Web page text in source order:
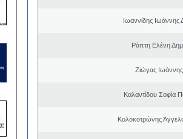
Ιωαννίδης Ιωάννης
Ράπτη Ελένη
Ζιώγας
Καλαντίδου Σοφία
Κολοκοτρώνης